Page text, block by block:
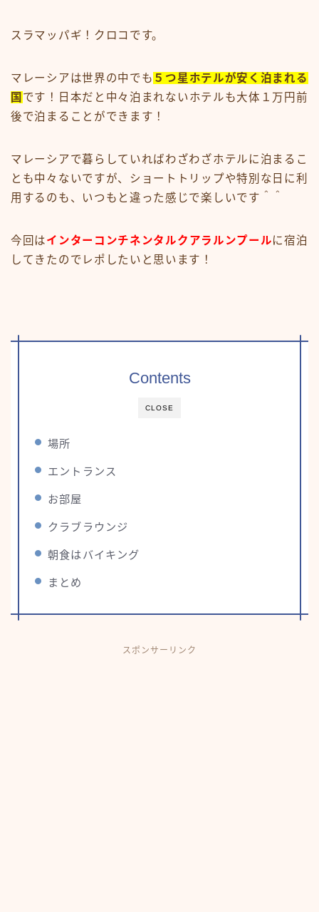
スラマッパギ！クロコです。
マレーシアは世界の中でも ５つ星ホテルが安く泊まれる
国 です！日本だと中々泊まれないホテルも大体１万円前
後で泊まることができます！
マレーシアで暮らしていればわざわざホテルに泊まるこ
とも中々ないですが、ショートトリップや特別な日に利
用するのも、いつもと違った感じで楽しいです＾＾
今回はインターコンチネンタルクアラルンプールに宿泊
してきたのでレポしたいと思います！
CLOSE
Contents
場所
エントランス
お部屋
クラブラウンジ
朝食はバイキング
まとめ
スポンサーリンク